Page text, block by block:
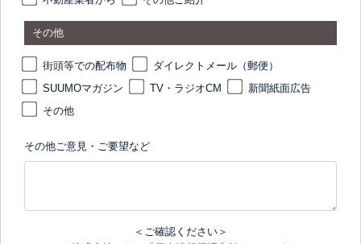
その他
街頭等での配布物
ダイレクトメール（郵便）
SUUMOマガジン
TV・ラジオCM
新聞紙面広告
その他
その他ご意見・ご要望など
＜ご確認ください＞